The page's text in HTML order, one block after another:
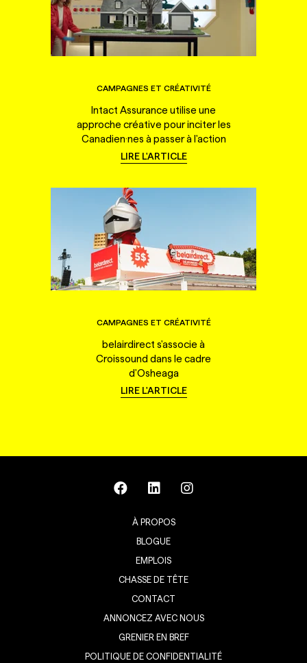
CAMPAGNES ET CRÉATIVITÉ
Intact Assurance utilise une
approche créative pour inciter les
Canadien·nes à passer à l'action
LIRE L'ARTICLE
CAMPAGNES ET CRÉATIVITÉ
belairdirect s'associe à
Croissound dans le cadre
d'Osheaga
LIRE L'ARTICLE
À PROPOS
BLOGUE
EMPLOIS
CHASSE DE TÊTE
CONTACT
ANNONCEZ AVEC NOUS
GRENIER EN BREF
POLITIQUE DE CONFIDENTIALITÉ